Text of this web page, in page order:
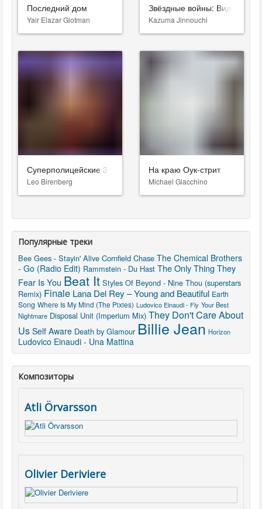
Последний дом
Yair Elazar Glotman
Звёздные войны: Видения.
Kazuma Jinnouchi
Суперполицейские 3
Leo Birenberg
На краю Оук-стрит
Michael Giacchino
Популярные треки
Bee Gees - Stayin' Alive Cornfield Chase The Chemical Brothers
- Go (Radio Edit) Rammstein - Du Hast The Only Thing They
Fear Is You Beat It Styles Of Beyond - Nine Thou (superstars
Remix) Finale Lana Del Rey – Young and Beautiful Earth
Song Where Is My Mind (The Pixies) Ludovico Einaudi - Fly Your Best
Nightmare Disposal Unit (Imperium Mix) They Don't Care About
Us Self Aware Death by Glamour Billie Jean Horizon
Ludovico Einaudi - Una Mattina
Композиторы
Atli Örvarsson
Olivier Deriviere